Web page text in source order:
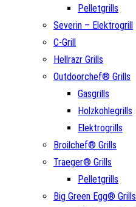
Pelletgrills
Severin – Elektrogrill
C-Grill
Hellrazr Grills
Outdoorchef® Grills
Gasgrills
Holzkohlegrills
Elektrogrills
Broilchef® Grills
Traeger® Grills
Pelletgrills
Big Green Egg® Grills